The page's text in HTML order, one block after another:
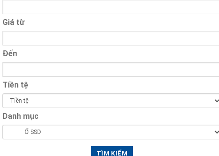
Giá từ
Đến
Tiền tệ
Danh mục